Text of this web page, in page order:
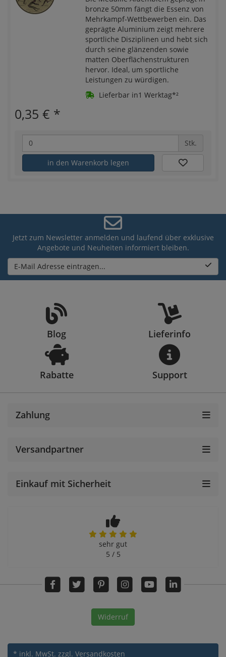
bronze 50mm fängt die Essenz von
Mehrkampf-Wettbewerben ein. Das
geprägte Aluminium zeigt mehrere
sportliche Disziplinen und hebt sich
durch seine glänzenden sowie
matten Oberflächenstrukturen
hervor. Ideal, um sportliche
Leistungen zu würdigen.
Lieferbar in1 Werktag*²
0,35 € *
Stk.
in den Warenkorb legen
Jetzt zum Newsletter anmelden und laufend über exklusive
Angebote und Neuheiten informiert bleiben.
E-Mail Adresse eintragen...
Blog Lieferinfo
Rabatte Support
Zahlung
Versandpartner
Einkauf mit Sicherheit
sehr gut
5 / 5
Widerruf
* inkl. MwSt. zzgl. Versandkosten